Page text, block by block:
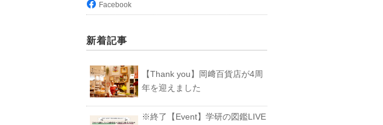
Facebook
新着記事
【Thank you】岡﨑百貨店が4周
年を迎えました
※終了【Event】学研の図鑑LIVE